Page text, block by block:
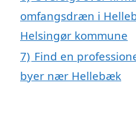
omfangsdræn i
Helsingør kommune
7) Find en
byer nær Hellebæk